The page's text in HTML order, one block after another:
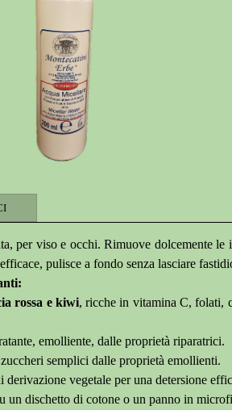
per viso e occhi. Rimuove dolcemente
pulisce a fondo senza lasciare
rossa e kiwi, ricche in vitamina C, folati,
emolliente, dalle proprietà riparatrici.
semplici dalle proprietà emollienti.
derivazione vegetale per una detersione
un dischetto di cotone o un panno in